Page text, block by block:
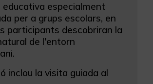
especialment
per a grups escolars, en
participants descobriran la
de l'entorn
inclou la visita guiada al